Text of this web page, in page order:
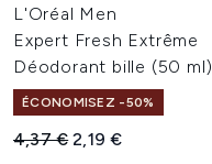
L'Oréal Men
Expert Fresh Extrême
Déodorant bille (50 ml)
ÉCONOMISEZ -50%
Prix de vente :
4,37 €Prix ​​actuel :
2,19 €